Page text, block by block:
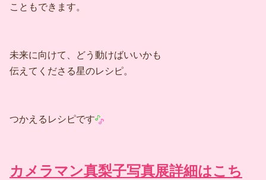
こともできます。
未来に向けて、どう動けばいいかも
伝えてくださる星のレシピ。
つかえるレシピです
カメラマン真梨子写真展詳細はこち